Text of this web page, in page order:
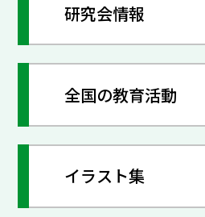
研究会情報
全国の教育活動
イラスト集